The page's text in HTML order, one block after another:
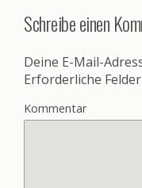
Schreibe einen
Deine E-Mail-
Erforderliche
Kommentar